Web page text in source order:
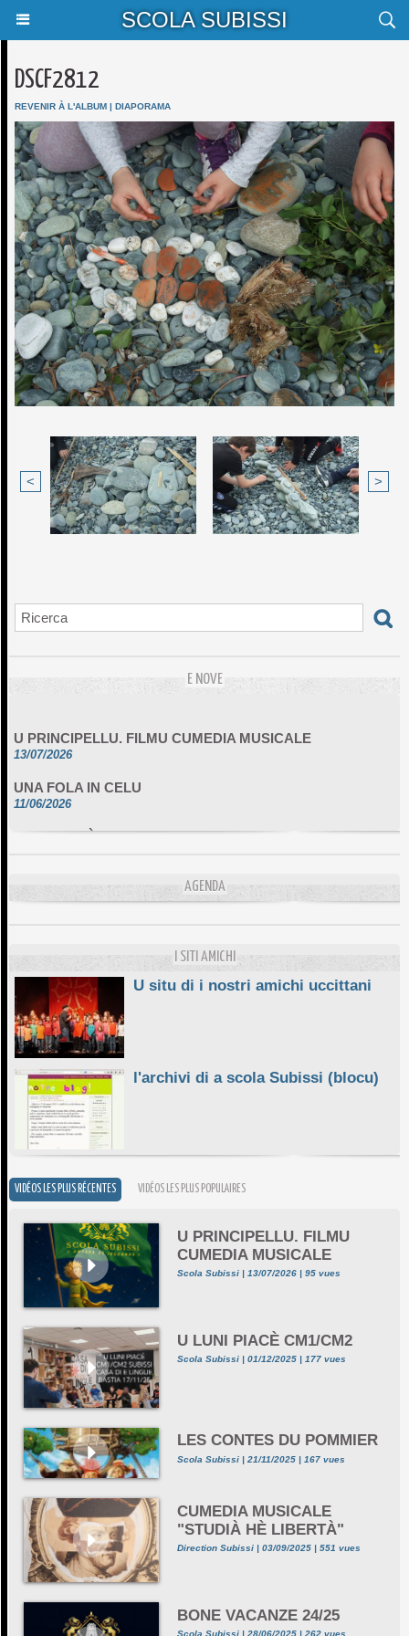
SCOLA SUBISSI
DSCF2812
REVENIR À L'ALBUM | DIAPORAMA
< >
E NOVE
13/07/2026
11/06/2026
DA SCIMULÌ
10/06/2026 AGENDA
I SITI AMICHI
U situ di i nostri amichi uccittani
l'archivi di a scola Subissi (blocu)
VIDÉOS LES PLUS RÉCENTES VIDÉOS LES PLUS POPULAIRES
U PRINCIPELLU. FILMU
CUMEDIA MUSICALE
Scola Subissi | 13/07/2026 | 95 vues
U LUNI PIACÈ CM1/CM2
Scola Subissi | 01/12/2025 | 177 vues
LES CONTES DU POMMIER
Scola Subissi | 21/11/2025 | 167 vues
CUMEDIA MUSICALE
"STUDIÀ HÈ LIBERTÀ"
Direction Subissi | 03/09/2025 | 551 vues
BONE VACANZE 24/25
Scola Subissi | 28/06/2025 | 262 vues